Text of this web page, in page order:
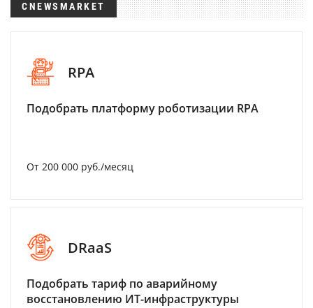
CNEWSMARKET
RPA
Подобрать платформу роботизации RPA
От 200 000 руб./месяц
DRaaS
Подобрать тариф по аварийному
восстановлению ИТ-инфраструктуры